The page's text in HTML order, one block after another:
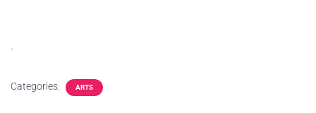
.
Categories: ARTS